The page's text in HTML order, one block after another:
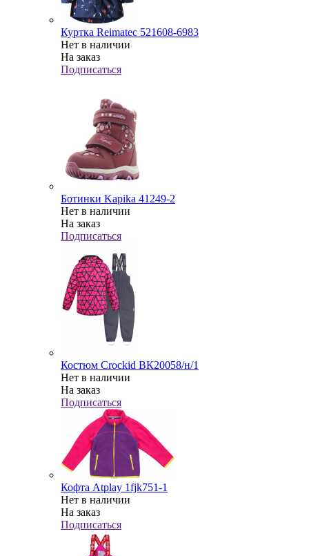
Куртка Reimatec 521608-6983
Нет в наличии
На заказ
Подписаться
Ботинки Kapika 41249-2
Нет в наличии
На заказ
Подписаться
Костюм Crockid ВК20058/н/1
Нет в наличии
На заказ
Подписаться
Кофта Atplay 1fjk751-1
Нет в наличии
На заказ
Подписаться